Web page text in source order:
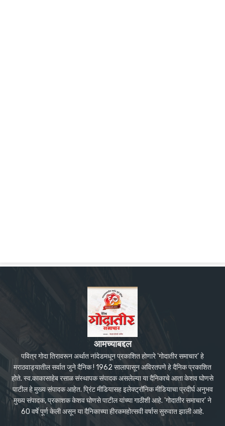
आमच्याबद्दल
पवित्र गोदा तिरावरून अर्थात नांदेडमधून प्रकाशित होणारे 'गोदातीर समाचार' हे
मराठवाड्यातील सर्वात जुने दैनिक ! 1962 सालापासून अविरतपणे हे दैनिक प्रकाशित
होते. स्व.काकासाहेब रसाळ संस्थापक संपादक असलेल्या या दैनिकाचे आता केशव घोणसे
पाटील हे मुख्य संपादक आहेत. प्रिंट मीडियासह इलेक्ट्रॉनिक मीडियाचा प्रदीर्घ अनुभव
मुख्य संपादक, प्रकाशक केशव घोणसे पाटील यांच्या गाठीशी आहे. 'गोदातीर समाचार' ने
60 वर्षे पूर्ण केली असून या दैनिकाच्या हीरकमहोत्सवी वर्षास सुरुवात झाली आहे.